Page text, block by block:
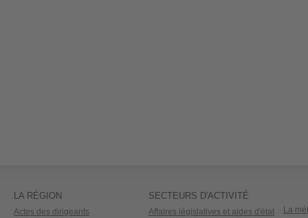
LA RÉGION
Actes des dirigeants
SECTEURS D'ACTIVITÉ
Affaires législatives et aides d'état
La